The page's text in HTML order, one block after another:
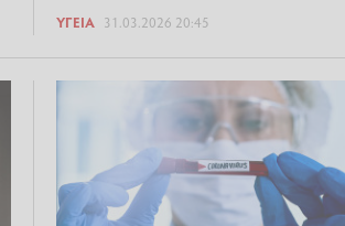
ΥΓΕΊΑ 31.03.2026 20:45